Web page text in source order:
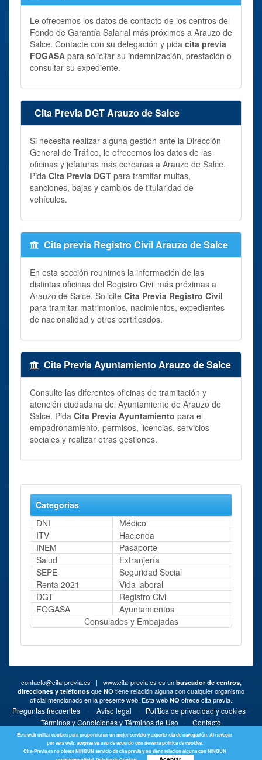
Esta web utiliza cookies para proporcionar un mejor servicio y experiencia de navegación. Al navegar
por esta web, aceptas su uso de acuerdo con nuestra política de cookies.
Cita-Previa.es no ofrece NINGÚN servicio de cita previa y no tiene relación alguna con NINGÚN
Le ofrecemos los datos de contacto de los centros del
Fondo de Garantía Salarial más próximos a Arauzo de
Salce. Contacte con su delegación y pida cita previa
FOGASA para solicitar su indemnización, prestación o
consultar su expediente.
Cita Previa DGT Arauzo de Salce
Si necesita realizar alguna gestión ante la Dirección
General de Tráfico, le ofrecemos los datos de las
oficinas y jefaturas más cercanas a Arauzo de Salce.
Pida Cita Previa DGT para tramitar multas,
sanciones, bajas y cambios de titularidad de
vehículos.
Cita previa Registro Civil Arauzo de Salce
En esta sección reunimos la información de las
distintas oficinas del Registro Civil más próximas a
Arauzo de Salce. Solicite Cita Previa Registro Civil
para tramitar matrimonios, nacimientos, expedientes
de nacionalidad y otros certificados.
Cita Previa Ayuntamiento Arauzo de Salce
Consulte las diferentes oficinas de tramitación y
atención ciudadana del Ayuntamiento de Arauzo de
Salce. Pida Cita Previa Ayuntamiento para el
empadronamiento, permisos, licencias, servicios
sociales y realizar otras gestiones.
Categorías
DNI
Médico
ITV
Hacienda
INEM
Pasaporte
Salud
Extranjería
SEPE
Seguridad Social
Renta 2021
Vida laboral
DGT
Registro Civil
FOGASA
Ayuntamientos
Consulados y Embajadas
contacto@cita-previa.es | www.cita-previa.es es un buscador de centros,
direcciones y teléfonos que NO tiene relación alguna con cualquier organismo
oficial mencionado en la presente web. Esta web NO ofrece cita previa.
Preguntas frecuentes· Aviso legal · Política de privacidad y cookies·
Términos y Condiciones y Términos de Uso · Contacto